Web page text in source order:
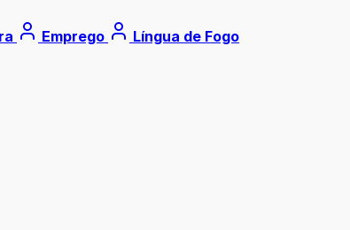
Emprego Língua de Fogo